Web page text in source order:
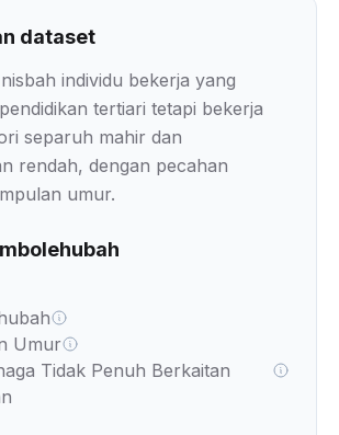
dataset
individu bekerja yang
tertiari tetapi bekerja
separuh mahir dan
rendah, dengan pecahan
umur.
Umur
Tidak Penuh Berkaitan